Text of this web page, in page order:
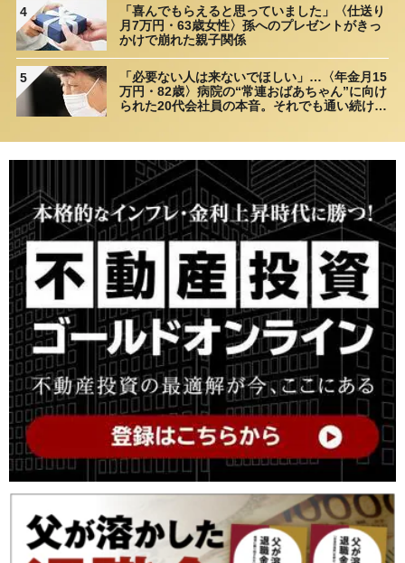
4
「喜んでもらえると思っていました」〈仕送り
月7万円・63歳女性〉孫へのプレゼントがきっ
かけで崩れた親子関係
5
「必要ない人は来ないでほしい」…〈年金月15
万円・82歳〉病院の“常連おばあちゃん”に向け
られた20代会社員の本音。それでも通い続ける